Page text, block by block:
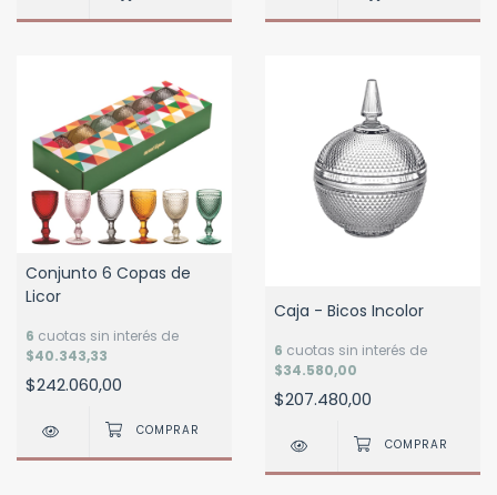
Conjunto 6 Copas de
Licor
6 cuotas sin interés de
$40.343,33
$242.060,00
Caja - Bicos Incolor
6 cuotas sin interés de
$34.580,00
$207.480,00